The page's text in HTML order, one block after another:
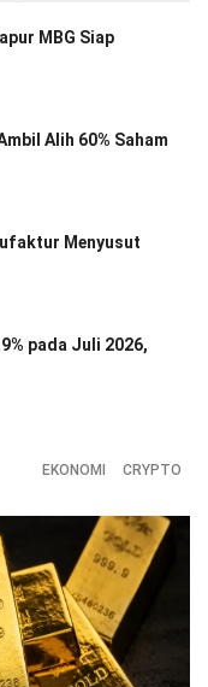
MBG Siap
Alih 60% Saham
Menyusut
pada Juli 2026,
EKONOMI CRYPTO